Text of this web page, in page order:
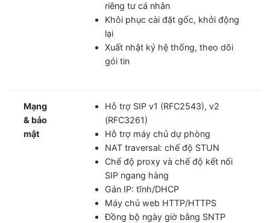
riêng tư cá nhân
Khôi phục cài đặt gốc, khởi động
lại
Xuất nhật ký hệ thống, theo dõi
gói tin
Mạng
& bảo
mật
Hỗ trợ SIP v1 (RFC2543), v2
(RFC3261)
Hỗ trợ máy chủ dự phòng
NAT traversal: chế độ STUN
Chế độ proxy và chế độ kết nối
SIP ngang hàng
Gán IP: tĩnh/DHCP
Máy chủ web HTTP/HTTPS
Đồng bộ ngày giờ bằng SNTP